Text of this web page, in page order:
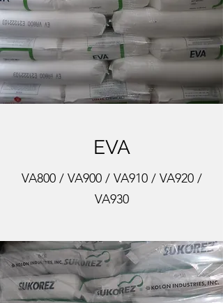
EVA
VA800 / VA900 / VA910 / VA920 /
VA930